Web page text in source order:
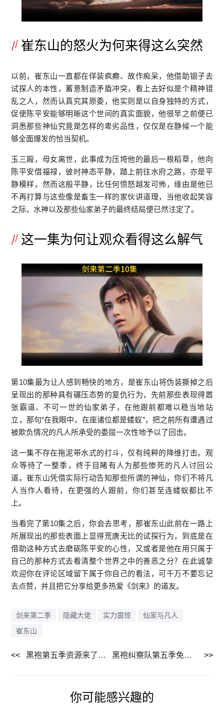
崔东山的怒火为何来得这么突然
以前，崔东山一直都在佯装疯癫、故作痴呆，他借助银子去
试探人的本性，蓄意制造矛盾冲突，看上去好似是个精神错
乱之人，然而认真究其原委，他实则是以自身独特的方式，
促使陈平安能够明晰这个世间的真实面貌，他很早之前便已
洞悉那些神仙究竟是怎样的卑劣品性，仅仅是在静候一个能
够全面爆发的恰当契机。
玉三殿，母女离世，此事成为压垮他的最后一根稻草，他向
陈平安借福禄，彼时神态平静，踏上前往水府之路，亦是平
静模样，然而这般平静，比任何愤怒越发可怖，缘由是他已
不再打算与这些像是畜生一样的家伙讲道理，当他收起笑容
之际，水神以及那些仙家弟子的最终结局便已然注定了。
这一集为何让观众看得这么解气
第10集最为让人感到畅快的地方，是崔东山将伪装撕掉之后
呈现出的那种具有碾压态势的复仇行为，先前那些表现得嚣
张霸道、不可一世的仙家弟子，在他跟前都难以稳当地站
立，那句“在我眼中，在座诸位都是蝼蚁”，把之前所有遭遇过
被欺负情况的凡人所承受的委屈一次性地予以了回击。
这一集不存在拖泥带水式的打斗，仅有纯粹的降维打击。观
众等待了一整季，终于目睹有人为那些惨死的凡人讨回公
道。崔东山凭借实际行动告知那些所谓的神仙，你们不将凡
人当作人看待，在更强的人跟前，你们甚至连蝼蚁都比不
上。
当看完了第10集之后，你会去思考，那崔东山此前在一路上
所展现出的那些表面上显得荒唐无比的试探行为，到底是在
借助这种方式去磨砺陈平安的心性，又或者是他在用只属于
自己的那种方式去看清整个世界之中的善恶之分？在此诚挚
欢迎你在评论区域留下属于你自己的看法，可千万不要忘记
去点赞，并且把它分享给更多热爱《剑来》的道友。
剑来第二季 隐藏大佬 实力震惊
仙家与凡人
崔东山
黑袍第五季资源来了！百度网盘速存 黑袍纠察队第五季免费高清在线看
你可能感兴趣的